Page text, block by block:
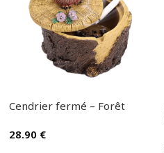
Cendrier fermé – Forêt
28.90 €